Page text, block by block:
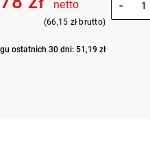
netto
(66,15 zł brutto)
ostatnich 30 dni: 51,19 zł
-